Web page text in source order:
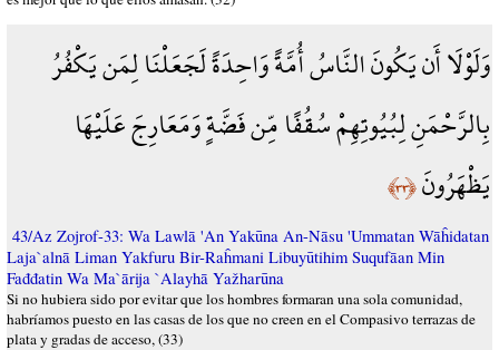
وَلَوْلَا أَن يَكُونَ النَّاسُ أُمَّةً وَاحِدَةً لَجَعَلْنَا لِمَن يَكْفُرُ
بِالرَّحْمَنِ لِبُيُوتِهِمْ سُقُفًا مِّن فَضَّةٍ وَمَعَارِجَ عَلَيْهَا
يَظْهَرُونَ﴿٣٣﴾
43/Az Zojrof-33: Wa Lawlā 'An Yakūna An-Nāsu 'Ummatan Wāĥidatan
Laja`alnā Liman Yakfuru Bir-Raĥmani Libuyūtihim Suqufāan Min
Fađđatin Wa Ma`ārija `Alayhā Yažharūna
Si no hubiera sido por evitar que los hombres formaran una sola comunidad,
habríamos puesto en las casas de los que no creen en el Compasivo terrazas de
plata y gradas de acceso, (33)